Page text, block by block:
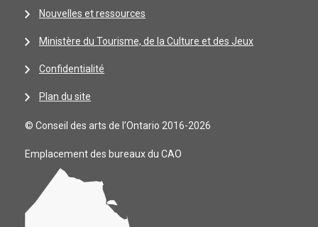
Nouvelles et ressources
Ministère du Tourisme, de la Culture et des Jeux
Confidentialité
Plan du site
© Conseil des arts de l’Ontario 2016-2026
Emplacement des bureaux du CAO